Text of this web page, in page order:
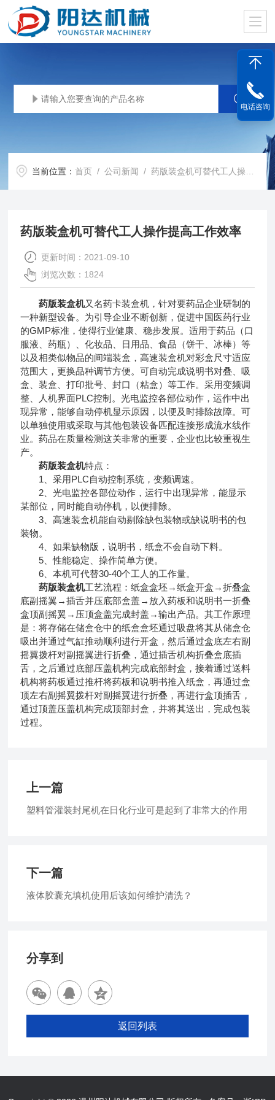
当前位置：首页 /公司新闻 / 药版装盒机可替代工人操作提高工作效率
药版装盒机可替代工人操作提高工作效率
更新时间：2021-09-10
浏览次数：1824
药版装盒机又名药卡装盒机，针对要药品企业研制的
一种新型设备。为引导企业不断创新，促进中国医药行业
的GMP标准，使得行业健康、稳步发展。适用于药品（口
服液、药瓶）、化妆品、日用品、食品（饼干、冰棒）等
以及相类似物品的间端装盒，高速装盒机对彩盒尺寸适应
范围大，更换品种调节方便。可自动完成说明书对叠、吸
盒、装盒、打印批号、封口（粘盒）等工作。采用变频调
整、人机界面PLC控制。光电监控各部位动作，运作中出
现异常，能够自动停机显示原因，以便及时排除故障。可
以单独使用或采取与其他包装设备匹配连接形成流水线作
业。药品在质量检测这关非常的重要，企业也比较重视生
产。
药版装盒机特点：
1、采用PLC自动控制系统，变频调速。
2、光电监控各部位动作，运行中出现异常，能显示
某部位，同时能自动停机，以便排除。
3、高速装盒机能自动剔除缺包装物或缺说明书的包
装物。
4、如果缺物版，说明书，纸盒不会自动下料。
5、性能稳定、操作简单方便。
6、本机可代替30-40个工人的工作量。
药版装盒机工艺流程：纸盒盒坯→纸盒开盒→折叠盒
底副摇翼→插舌并压底部盒盖→放入药板和说明书一折叠
盒顶副摇翼→压顶盒盖完成封盖→输出产品。其工作原理
是：将存储在储盒仓中的纸盒盒坯通过吸盘将其从储盒仓
吸出并通过气缸推动顺利进行开盒，然后通过盒底左右副
摇翼拨杆对副摇翼进行折叠，通过插舌机构折叠盒底插
舌，之后通过底部压盖机构完成底部封盒，接着通过送料
机构将药板通过推杆将药板和说明书推入纸盒，再通过盒
顶左右副摇翼拨杆对副摇翼进行折叠，再进行盒顶插舌，
通过顶盖压盖机构完成顶部封盒，并将其送出，完成包装
过程。
上一篇
塑料管灌装封尾机在日化行业可是起到了非常大的作用
下一篇
液体胶囊充填机使用后该如何维护清洗？
分享到
返回列表
电话咨询